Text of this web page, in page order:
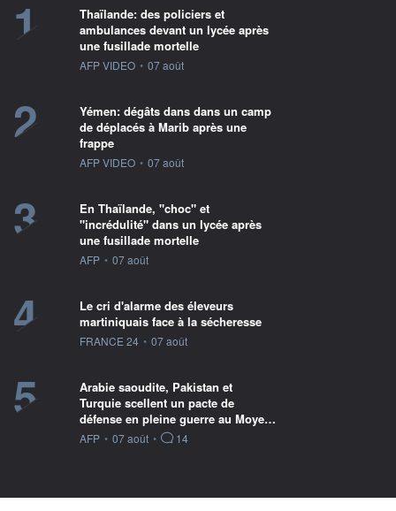
1
Thaïlande: des policiers et
ambulances devant un lycée après
une fusillade mortelle
information fournie par
AFP VIDEO • 07 août
2
Yémen: dégâts dans dans un camp
de déplacés à Marib après une
frappe
information fournie par
AFP VIDEO • 07 août
3
En Thaïlande, "choc" et
"incrédulité" dans un lycée après
une fusillade mortelle
information fournie par
AFP • 07 août
4
Le cri d'alarme des éleveurs
martiniquais face à la sécheresse
information fournie par
FRANCE 24 • 07 août
5
Arabie saoudite, Pakistan et
Turquie scellent un pacte de
défense en pleine guerre au Moye…
information fournie par
AFP • 07 août • 14